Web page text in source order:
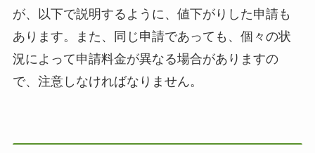
が、以下で説明するように、値下がりした申請も
あります。また、同じ申請であっても、個々の状
況によって申請料金が異なる場合がありますの
で、注意しなければなりません。